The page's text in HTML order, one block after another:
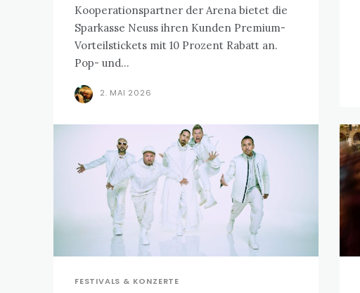
Kooperationspartner der Arena bietet die
Sparkasse Neuss ihren Kunden Premium-
Vorteilstickets mit 10 Prozent Rabatt an.
Pop- und...
2. MAI 2026
FESTIVALS & KONZERTE